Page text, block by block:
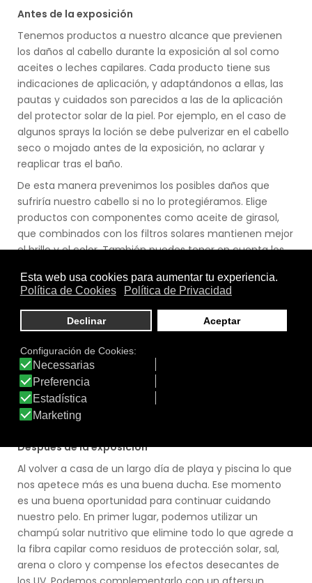
Antes de la exposición
Tenemos productos a nuestro alcance que previenen
los daños al cabello durante la exposición al sol como
aceites o leches capilares. Cada producto tiene sus
indicaciones de aplicación, y adaptándonos a ellas, las
pautas y cuidados son parecidos a las de la aplicación
del protector solar de la piel. Por ejemplo, en el caso de
algunos sprays la loción se debe pulverizar en el cabello
seco o mojado antes de la exposición, no aclarar y
reaplicar tras el baño.
De esta manera prevenimos los posibles daños que
sufriría nuestro cabello si no lo protegiéramos. Elige
productos con componentes como aceite de girasol,
que combinados con los filtros solares mantienen mejor
el brillo y el color. También puedes tener en cuenta los
jojoba, uva... para hidratar y nutrir el pelo para
compensar las secuelas del sol.
Después de la exposición
Al volver a casa de un largo día de playa y piscina lo que
nos apetece más es una buena ducha. Ese momento
es una buena oportunidad para continuar cuidando
nuestro pelo. En primer lugar, podemos utilizar un
champú solar nutritivo que elimine todo lo que agrede a
la fibra capilar como residuos de protección solar, sal,
arena o cloro y compense los efectos desecantes de